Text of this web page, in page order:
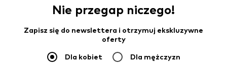
Nie przegap niczego!
Zapisz się do newslettera i otrzymuj ekskluzywne
oferty
Dla kobiet Dla mężczyzn